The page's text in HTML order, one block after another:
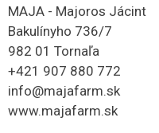
MAJA - Majoros Jácint
Bakulínyho 736/7
982 01 Tornaľa
+421 907 880 772
info@majafarm.sk
www.majafarm.sk